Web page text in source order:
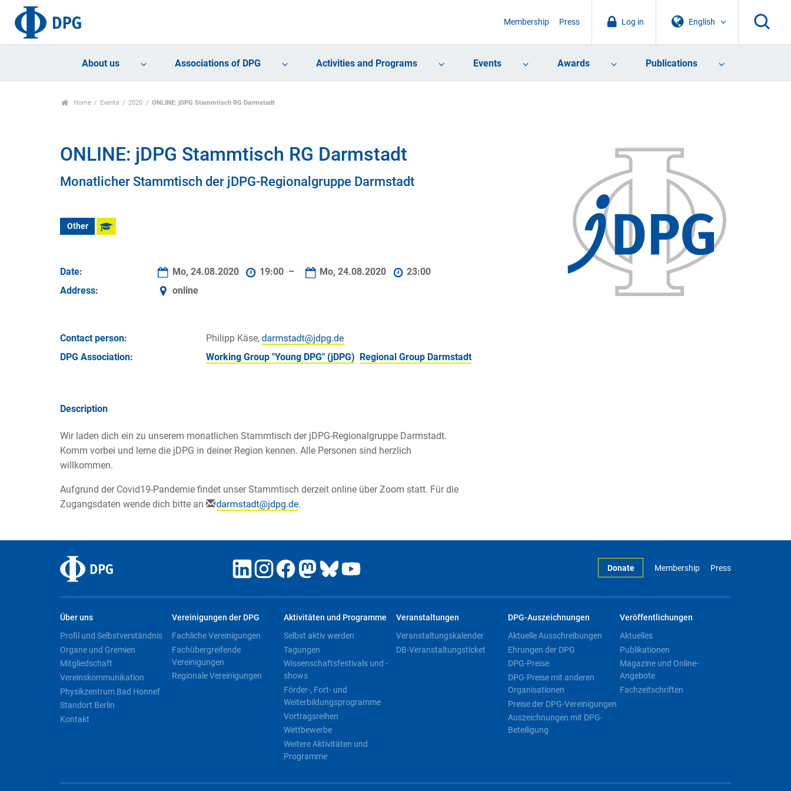
English
Log in
Membership Press
About us Associations of DPG Activities and Programs Events Awards Publications
Home Events 2020 ONLINE: jDPG Stammtisch RG Darmstadt
ONLINE: jDPG Stammtisch RG Darmstadt
Monatlicher Stammtisch der jDPG-Regionalgruppe Darmstadt
Other
Date: Mo, 24.08.2020 19:00 – Mo, 24.08.2020
23:00
Address:
online
Contact person:
Philipp Käse,
DPG Association:
Working Group "Young DPG" (jDPG) Regional Group Darmstadt
Description
Wir laden dich ein zu unserem monatlichen Stammtisch der jDPG-Regionalgruppe Darmstadt.
Komm vorbei und lerne die jDPG in deiner Region kennen. Alle Personen sind herzlich
willkommen.
Aufgrund der Covid19-Pandemie findet unser Stammtisch derzeit online über Zoom statt. Für die
Zugangsdaten wende dich bitte an
.
Donate Membership Press
Über uns
Profil und Selbstverständnis
Organe und Gremien
Mitgliedschaft
Vereinskommunikation
Physikzentrum Bad Honnef
Standort Berlin
Kontakt
Vereinigungen der DPG
Fachliche Vereinigungen
Fachübergreifende
Vereinigungen
Regionale Vereinigungen
Aktivitäten und Programme
Selbst aktiv werden
Tagungen
Wissenschaftsfestivals und -
shows
Förder-, Fort- und
Weiterbildungsprogramme
Vortragsreihen
Wettbewerbe
Weitere Aktivitäten und
Programme
Veranstaltungen
Veranstaltungskalender
DB-Veranstaltungsticket
DPG-Auszeichnungen
Aktuelle Ausschreibungen
Ehrungen der DPG
DPG-Preise
DPG-Preise mit anderen
Organisationen
Preise der DPG-Vereinigungen
Auszeichnungen mit DPG-
Beteiligung
Veröffentlichungen
Aktuelles
Publikationen
Magazine und Online-
Angebote
Fachzeitschriften